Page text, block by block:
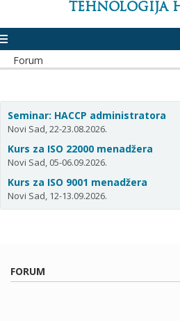
TEHNOLOGIJA
Forum
Seminar: HACCP administratora
Novi Sad, 22-23.08.2026.
Kurs za ISO 22000 menadžera
Novi Sad, 05-06.09.2026.
Kurs za ISO 9001 menadžera
Novi Sad, 12-13.09.2026.
FORUM